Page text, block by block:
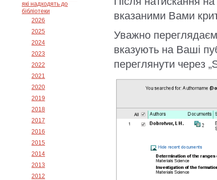
які надходять до
бібліотеки
2026
2025
2024
2023
2022
2021
2020
2019
2018
2017
2016
2015
2014
2013
2012
вказаними Вами
Уважно
вказують на Ваші
переглянути через